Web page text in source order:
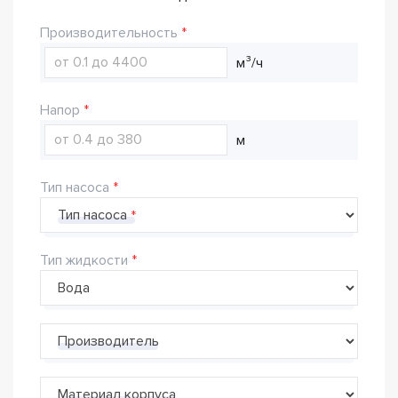
Производительность
м³/ч
Напор
м
Тип насоса
Тип насоса
Тип жидкости
Производитель